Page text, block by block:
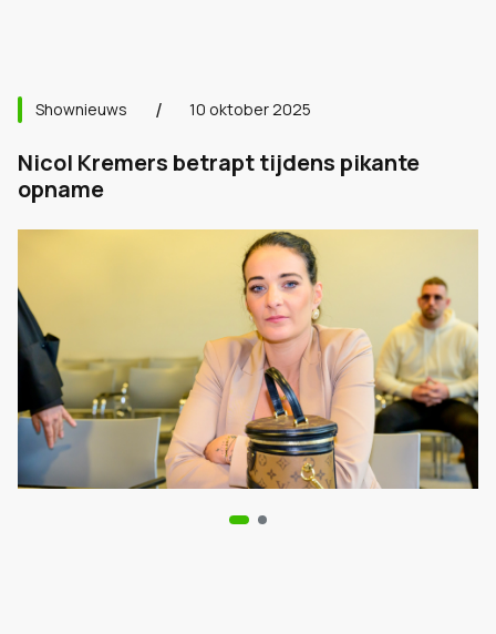
Shownieuws 10 oktober 2025
Nicol Kremers betrapt tijdens pikante
opname